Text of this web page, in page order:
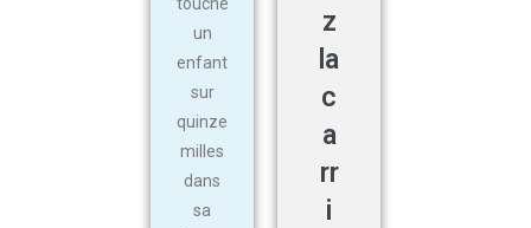
un
enfant
sur
quinze
milles
dans
sa
z
la
c
a
rr
i